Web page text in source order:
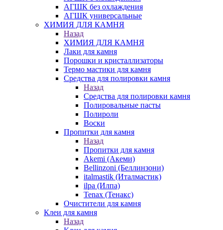
АГШК без охлаждения
АГШК универсальные
ХИМИЯ ДЛЯ КАМНЯ
Назад
ХИМИЯ ДЛЯ КАМНЯ
Лаки для камня
Порошки и кристаллизаторы
Термо мастики для камня
Средства для полировки камня
Назад
Средства для полировки камня
Полировальные пасты
Полироли
Воски
Пропитки для камня
Назад
Пропитки для камня
Akemi (Акеми)
Bellinzoni (Беллинзони)
italmastik (Италмастик)
ilpa (Илпа)
Tenax (Тенакс)
Очистители для камня
Клеи для камня
Назад